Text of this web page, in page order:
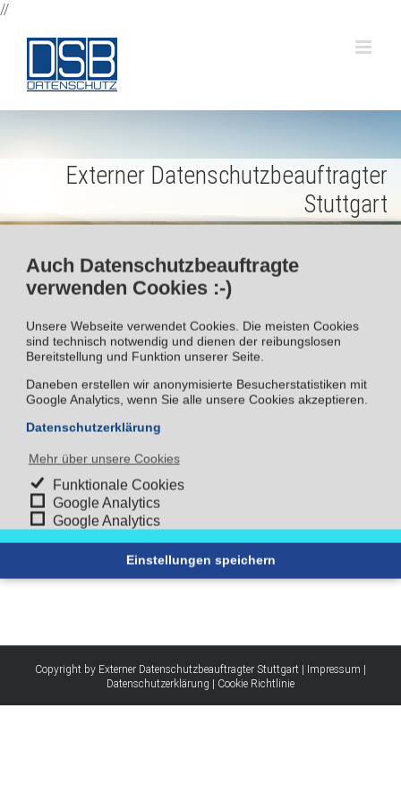
Auch Datenschutzbeauftragte
verwenden Cookies :-)
Unsere Webseite verwendet Cookies. Die meisten Cookies
sind technisch notwendig und dienen der reibungslosen
Bereitstellung und Funktion unserer Seite.
Daneben erstellen wir anonymisierte Besucherstatistiken mit
Google Analytics, wenn Sie alle unsere Cookies akzeptieren.
Datenschutzerklärung
Mehr über unsere Cookies
Funktionale Cookies
Google Analytics
Google Analytics
Einstellungen speichern
//Zum
springen
Externer Datenschutzbeauftragter
Stuttgart
Downloads und Tipps
Downloads – Formulare und Praxishilfen
DSGVO – 6 wichtige Tipps zur
Umsetzung
Workaround – Google Analytics
Auftragsverarbeitung
Copyright by Externer Datenschutzbeauftragter Stuttgart | Impressum |
Datenschutzerklärung | Cookie Richtlinie